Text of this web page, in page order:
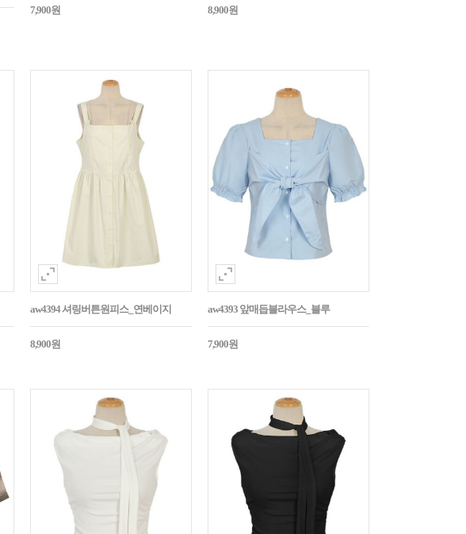
7,900원 8,900원
aw4394 셔링버튼원피스_연베이지
8,900원
aw4393 앞매듭블라우스_블루
7,900원